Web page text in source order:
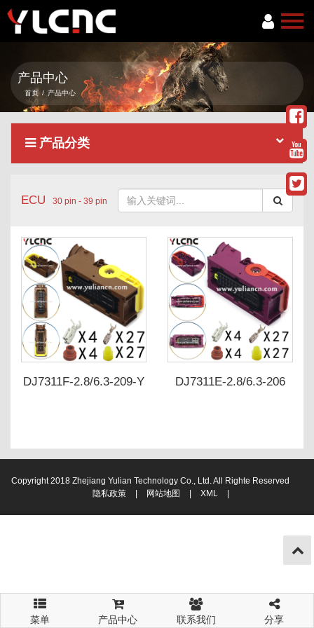
首页
关于我们
产品中心
新闻资讯
联系我们
产品中心
首页 / 产品中心
产品分类
ECU 30 pin - 39 pin
DJ7311F-2.8/6.3-209-Y
DJ7311E-2.8/6.3-206
Copyright 2018 Zhejiang Yulian Technology Co., Ltd. All Righte Reserved
隐私政策
网站地图 XML
菜单 产品中心 联系我们 分享